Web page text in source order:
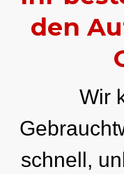
den
Wir
schnell,